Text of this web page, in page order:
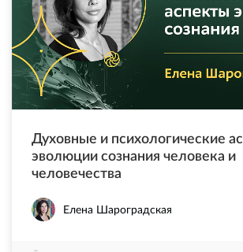
Духовные и психологические
эволюции сознания человека и
человечества
Елена Шароградская